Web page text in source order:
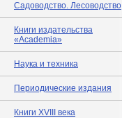
Садоводство. Лесоводство
Книги издательства
«Academia»
Наука и техника
Периодические издания
Книги XVIII века